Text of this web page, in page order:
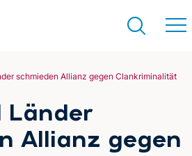
Suchen
schmieden Allianz gegen Clankriminalität
Länder
Allianz gegen